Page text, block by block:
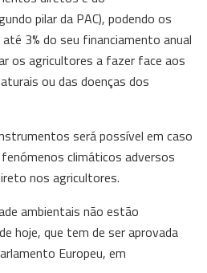
pilar da PAC), podendo os
3% do seu financiamento anual
os agricultores a fazer face aos
ou das doenças dos
será possível em caso
climáticos adversos
nos agricultores.
ambientais não estão
hoje, que tem de ser aprovada
Europeu, em